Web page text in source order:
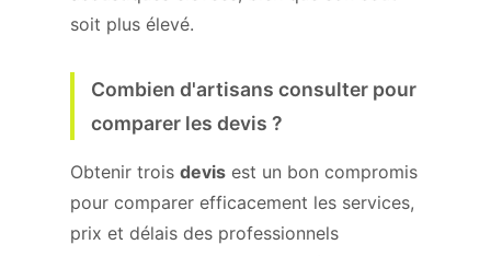
soit plus élevé.
Combien d'artisans consulter pour
comparer les devis ?
Obtenir trois devis est un bon compromis
pour comparer efficacement les services,
prix et délais des professionnels